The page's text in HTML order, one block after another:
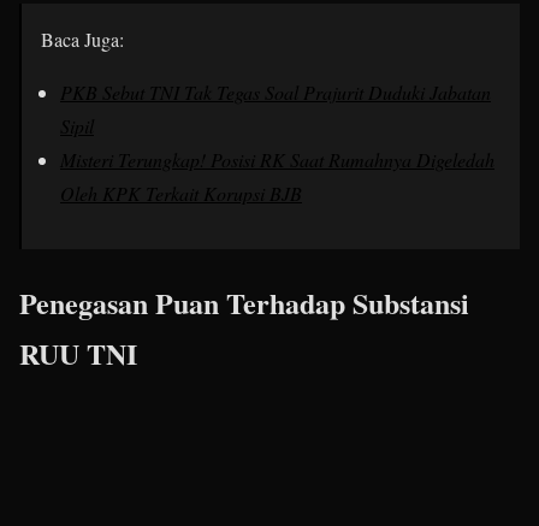
Baca Juga:
PKB Sebut TNI Tak Tegas Soal Prajurit Duduki Jabatan
Sipil
Misteri Terungkap! Posisi RK Saat Rumahnya Digeledah
Oleh KPK Terkait Korupsi BJB
Penegasan Puan Terhadap Substansi
RUU TNI